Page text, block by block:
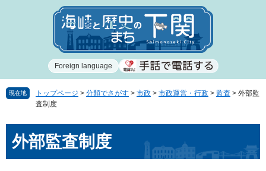
で
ば
Foreign language
現在地 トップページ > 分類でさがす > 市政 > 市政運営・行政 > 監査 > 外部監
査制度
文外部監査制度